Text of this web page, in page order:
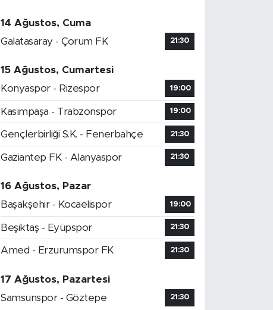
14 Ağustos, Cuma
Galatasaray - Çorum FK
21:30
15 Ağustos, Cumartesi
Konyaspor - Rizespor
19:00
Kasımpaşa - Trabzonspor 19:00
Gençlerbirliği S.K. - Fenerbahçe 21:30
Gaziantep FK - Alanyaspor 21:30
16 Ağustos, Pazar
Başakşehir - Kocaelispor
19:00
Beşiktaş - Eyüpspor 21:30
Amed - Erzurumspor FK 21:30
17 Ağustos, Pazartesi
Samsunspor - Göztepe
21:30